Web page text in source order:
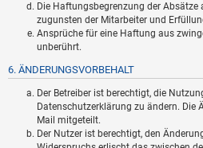
Die Haftungsbegrenzung der
zugunsten der Mitarbeiter und
Ansprüche für eine Haftung aus
unberührt.
6. ÄNDERUNGSVORBEHALT
Der Betreiber ist berechtigt, die
Datenschutzerklärung zu ändern. Die
Mail mitgeteilt.
Der Nutzer ist berechtigt, den